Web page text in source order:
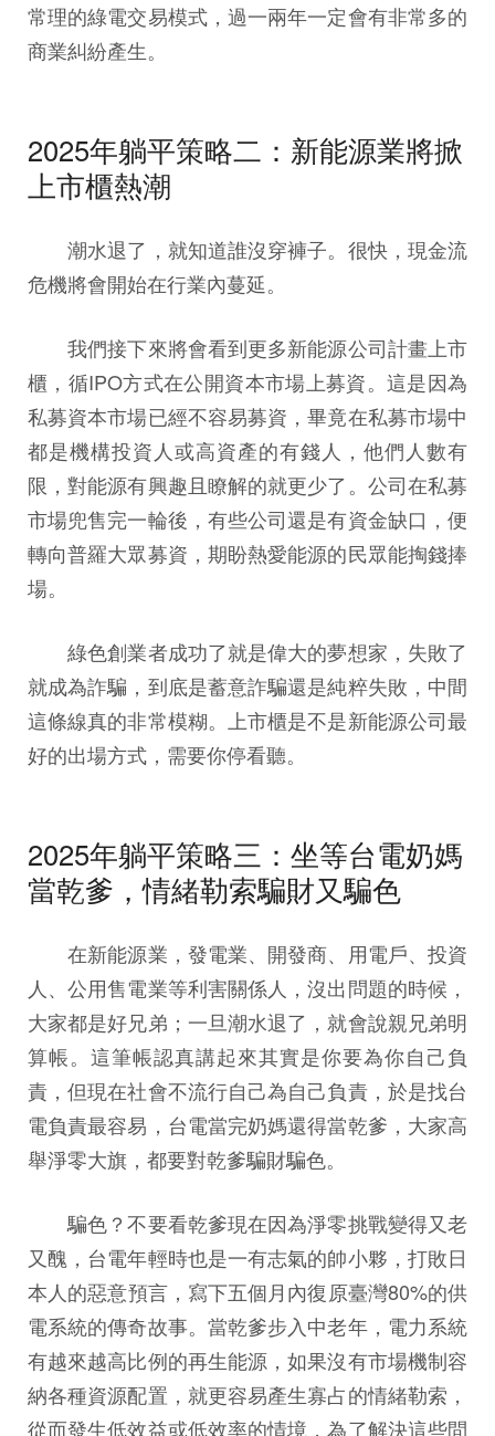
常理的綠電交易模式，過一兩年一定會有非常多的
商業糾紛產生。
2025年躺平策略二：新能源業將掀
上市櫃熱潮
潮水退了，就知道誰沒穿褲子。很快，現金流
危機將會開始在行業內蔓延。
我們接下來將會看到更多新能源公司計畫上市
櫃，循IPO方式在公開資本市場上募資。這是因為
私募資本市場已經不容易募資，畢竟在私募市場中
都是機構投資人或高資產的有錢人，他們人數有
限，對能源有興趣且瞭解的就更少了。公司在私募
市場兜售完一輪後，有些公司還是有資金缺口，便
轉向普羅大眾募資，期盼熱愛能源的民眾能掏錢捧
場。
綠色創業者成功了就是偉大的夢想家，失敗了
就成為詐騙，到底是蓄意詐騙還是純粹失敗，中間
這條線真的非常模糊。上市櫃是不是新能源公司最
好的出場方式，需要你停看聽。
2025年躺平策略三：坐等台電奶媽
當乾爹，情緒勒索騙財又騙色
在新能源業，發電業、開發商、用電戶、投資
人、公用售電業等利害關係人，沒出問題的時候，
大家都是好兄弟；一旦潮水退了，就會說親兄弟明
算帳。這筆帳認真講起來其實是你要為你自己負
責，但現在社會不流行自己為自己負責，於是找台
電負責最容易，台電當完奶媽還得當乾爹，大家高
舉淨零大旗，都要對乾爹騙財騙色。
騙色？不要看乾爹現在因為淨零挑戰變得又老
又醜，台電年輕時也是一有志氣的帥小夥，打敗日
本人的惡意預言，寫下五個月內復原臺灣80%的供
電系統的傳奇故事。當乾爹步入中老年，電力系統
有越來越高比例的再生能源，如果沒有市場機制容
納各種資源配置，就更容易產生寡占的情緒勒索，
從而發生低效益或低效率的情境，為了解決這些問